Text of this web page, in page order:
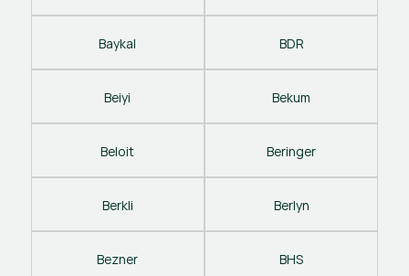
Baykal BDR
Beiyi Bekum
Beloit Beringer
Berkli Berlyn
Bezner BHS